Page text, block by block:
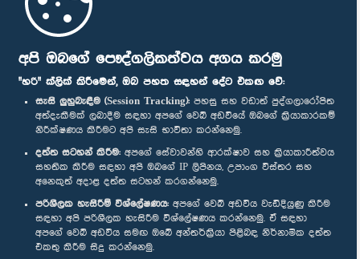
අපි ඔබගේ පෞද්ගලිකත්වය අගය කරමු
"හරි" ක්ලික් කිරීමෙන්, ඔබ පහත සඳහන් දේට එකඟ වේ:
සැසි ලුහුබැඳීම (Session Tracking): පහසු සහ වඩාත් පුද්ගලාරෝපිත
අත්දැකීමක් ලබාදීම සඳහා අපගේ වෙබ් අඩවියේ ඔබගේ ක්‍රියාකාරකම්
නිරීක්ෂණය කිරීමට අපි සැසි භාවිතා කරන්නෙමු.
දත්ත සටහන් කිරීම: අපගේ සේවාවන්හි ආරක්ෂාව සහ ක්‍රියාකාරීත්වය
සහතික කිරීම සඳහා අපි ඔබගේ IP ලිපිනය, උපාංග විස්තර සහ
අනෙකුත් අදාළ දත්ත සටහන් කරගන්නෙමු.
පරිශීලක හැසිරීම් විශ්ලේෂණය: අපගේ වෙබ් අඩවිය වැඩිදියුණු කිරීම
සඳහා අපි පරිශීලක හැසිරීම විශ්ලේෂණය කරන්නෙමු. ඒ සඳහා
අපගේ වෙබ් අඩවිය සමඟ ඔබේ අන්තර්ක්‍රියා පිළිබඳ නිර්නාමික දත්ත
එකතු කිරීම සිදු කරන්නෙමු.
පාර්ලිමේන්තු ජංගම යෙදුම
අප හා සම්බන්ධ වී සිටින්න :
සම්මාන
පෞද්ගලිකත්ව ප්‍රතිපත්තිය